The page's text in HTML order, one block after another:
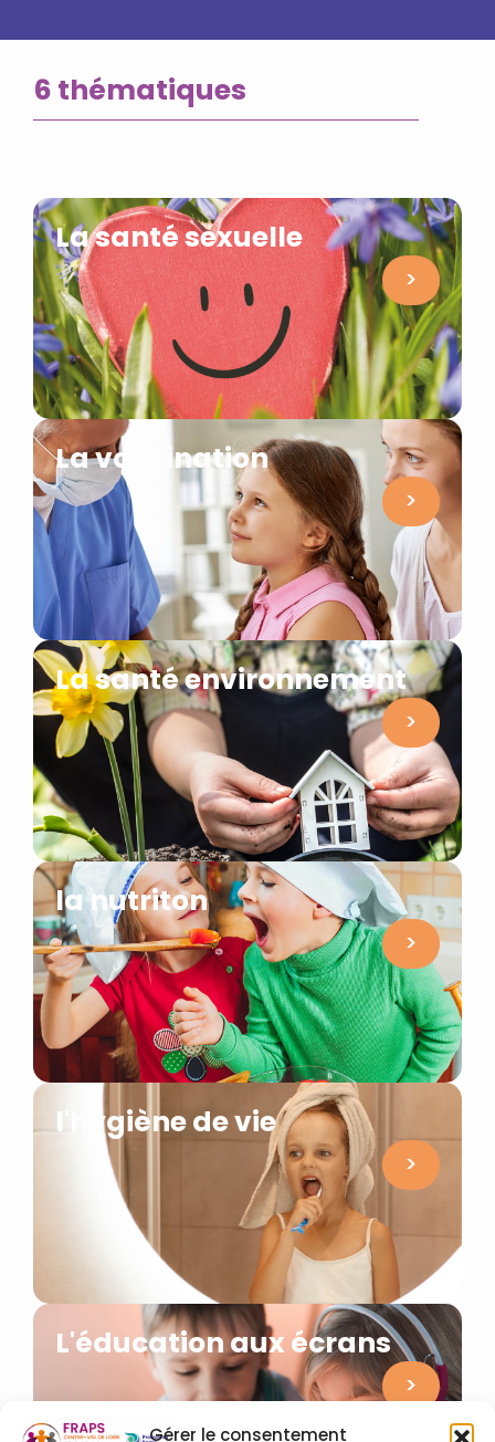
Gérer le consentement
6 thématiques
La santé sexuelle
>
La vaccination
>
La santé environnement
>
la nutriton
>
l'hygiène de vie
>
L'éducation aux écrans
>